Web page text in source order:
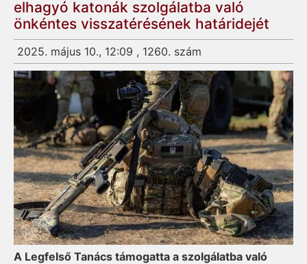
elhagyó katonák szolgálatba való
önkéntes visszatérésének határidejét
2025. május 10., 12:09 , 1260. szám
A Legfelső Tanács támogatta a szolgálatba való